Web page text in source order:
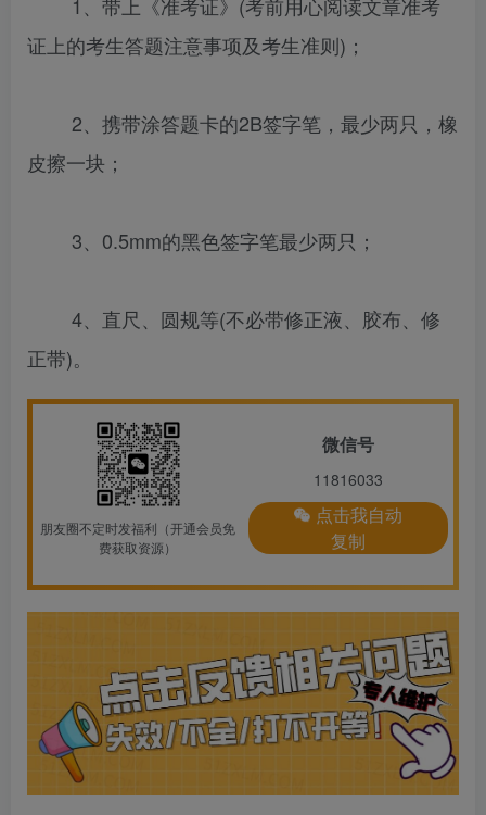
证上的考生答题注意事项及考生准则)；
2、携带涂答题卡的2B签字笔，最少两只，橡
皮擦一块；
3、0.5mm的黑色签字笔最少两只；
4、直尺、圆规等(不必带修正液、胶布、修
正带)。
朋友圈不定时发福利（开通会员免
费获取资源）
微信号
11816033
点击我自动
复制